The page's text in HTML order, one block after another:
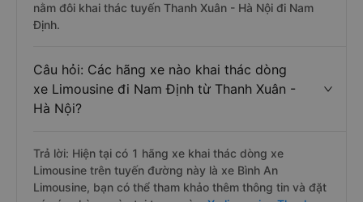
nằm đôi khai thác tuyến Thanh Xuân - Hà Nội đi Nam
Định.
Câu hỏi: Các hãng xe nào khai thác dòng
xe Limousine đi Nam Định từ Thanh Xuân -
Hà Nội?
Trả lời: Hiện tại có 1 hãng xe khai thác dòng xe
Limousine trên tuyến đường này là xe Bình An
Limousine, bạn có thể tham khảo thêm thông tin và đặt